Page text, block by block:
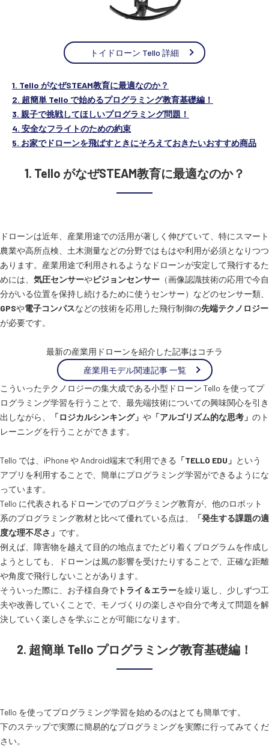
トイドローン Tello 詳細
1. Tello がなぜSTEAM教育に最適なのか？
2. 超簡単 Tello で始めるプログラミング教育基礎編！
3. 親子で挑戦してほしいプログラミング問題！
4. 安全なフライトのための約束
5. お家でドローンを飛ばすときにそろえておきたいおすすめ商品
1. Tello がなぜSTEAM教育に最適なのか？
ドローンは近年、産業用途での活用が著しく伸びていて、特にスマート
農業や高所点検、土木測量などの分野ではもはや利用が必須となりつつ
あります。産業用途で利用されるようなドローンが安定して飛行するた
めには、 気圧センサーやビジョンセンサー （画像認識技術の応用で今自
分がいる位置を保持し続けるために使うセンサー）などのセンサー類、
GPSや電子コンパスなどの技術を応用した飛行制御の先端テクノロジー
が必要です。
最新の産業用ドローンを紹介した記事はコチラ
産業用モデル関連記事 一覧
こういったテクノロジーの集大成である小型ドローン Tello を使ってプ
ログラミング学習を行うことで、最先端技術についての興味関心を引き
出しながら、
「ロジカルシンキング」 や 「アルゴリズム的な思考」 のト
レーニングを行うことができます。
Tello では、iPhone や Android端末で利用できる 「TELLO EDU」 という
アプリを利用することで、簡単にプログラミング学習ができるようにな
っています。
Tello に代表されるドローンでのプログラミング教育が、他のロボット
系のプログラミング教材と比べて優れている点は、
「発生する課題の適
度な理不尽さ」 です。
例えば、障害物を越えて目的の地点までたどり着くプログラムを作成し
ようとしても、ドローンは風の影響を受けたりすることで、正確な距離
や角度で飛行しないことがあります。
そういった際に、お子様自身で トライ＆エラーを繰り返し、少しずつ工
夫や改善していくことで、モノづくりの楽しさや自分で考えて問題を解
決していく楽しさを学ぶことが可能になります。
2. 超簡単 Tello プログラミング教育基礎編！
Tello を使ってプログラミング学習を始めるのはとても簡単です。
下のステップで実際に簡易的なプログラミングを実際に行ってみてくだ
さい。